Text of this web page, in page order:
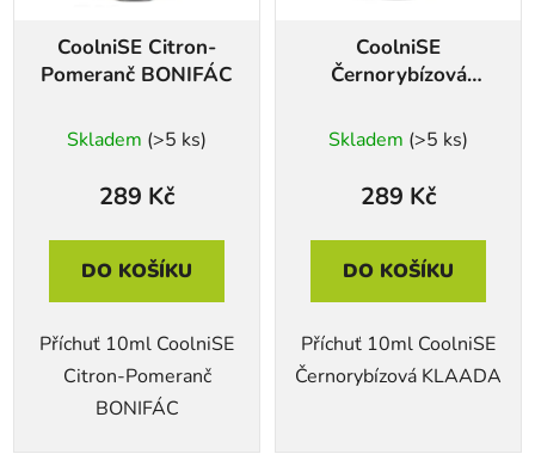
CoolniSE Citron-
Pomeranč BONIFÁC
Skladem (>5 ks)
289 Kč
DO KOŠÍKU
Příchuť 10ml CoolniSE
Citron-Pomeranč
BONIFÁC
CoolniSE
Černorybízová
Skladem (>5 ks)
289 Kč
DO KOŠÍKU
Příchuť 10ml CoolniSE
Černorybízová KLAADA